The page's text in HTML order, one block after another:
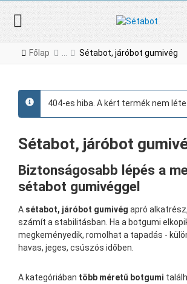
Főlap Sétabot, járóbot gumivég
info
404-es hiba. A kért termék nem
Sétabot, járóbot
Biztonságosabb lépés a
sétabot gumivéggel
A sétabot, járóbot gumivég apró
számít a stabilitásban. Ha a botgumi
megkeményedik, romolhat a tapadás -
havas, jeges, csúszós időben.
A kategóriában több méretű botgumi